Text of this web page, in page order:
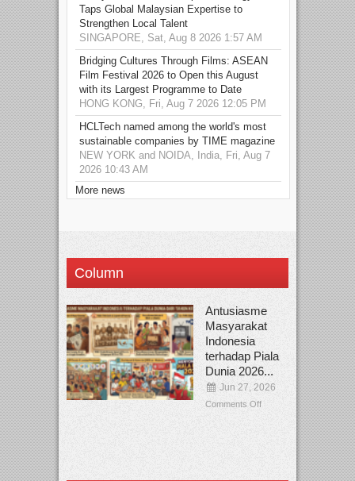
Taps Global Malaysian Expertise to
Strengthen Local Talent
SINGAPORE, Sat, Aug 8 2026 1:57 AM
Bridging Cultures Through Films: ASEAN
Film Festival 2026 to Open this August
with its Largest Programme to Date
HONG KONG, Fri, Aug 7 2026 12:05 PM
HCLTech named among the world's most
sustainable companies by TIME magazine
NEW YORK and NOIDA, India, Fri, Aug 7
2026 10:43 AM
More news
Column
Antusiasme
Masyarakat
Indonesia
terhadap Piala
Dunia 2026...
Jun 27, 2026
Comments Off